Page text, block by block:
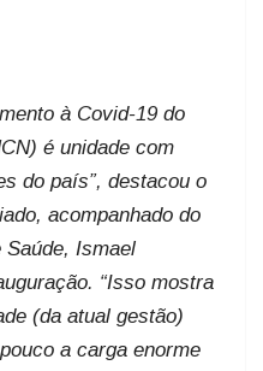
à Covid-19 do
é unidade com
do país”, destacou o
acompanhado do
Ismael
“Isso mostra
(da atual gestão)
a carga enorme